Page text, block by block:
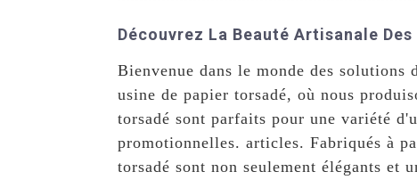
Découvrez La Beauté Artisanale
Bienvenue dans le monde des
usine de papier torsadé, où nous
torsadé sont parfaits pour une variété
promotionnelles. articles. Fabriqués à
torsadé sont non seulement élégants et